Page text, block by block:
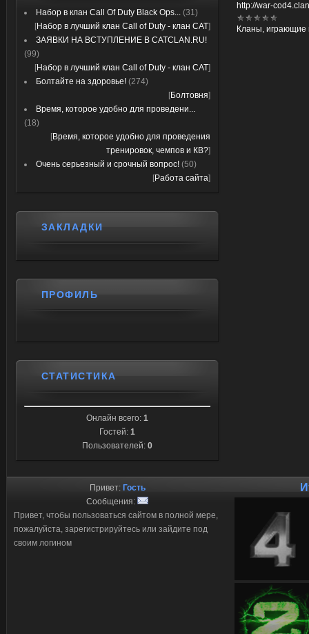
http://war-
Кланы, играющие
Набор в клан Call Of Duty Black Ops... (31)
[Набор в лучший клан Call of Duty - клан CAT]
ЗАЯВКИ НА ВСТУПЛЕНИЕ В CATCLAN.RU!
(99)
[Набор в лучший клан Call of Duty - клан CAT]
Болтайте на здоровье! (274)
[Болтовня]
Время, которое удобно для проведени...
(18)
[Время, которое удобно для проведения
тренировок, чемпов и КВ?]
Очень серьезный и срочный вопрос! (50)
[Работа сайта]
ЗАКЛАДКИ
ПРОФИЛЬ
СТАТИСТИКА
Онлайн всего: 1
Гостей: 1
Пользователей: 0
Привет: Гость
Сообщения:
Привет, чтобы пользоваться сайтом в полной мере,
пожалуйста, зарегистрируйтесь или зайдите под
своим логином